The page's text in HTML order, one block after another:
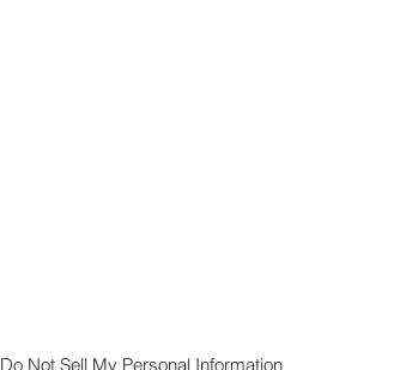
Do Not Sell My Personal Information